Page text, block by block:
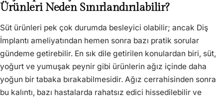
Ürünleri Neden Sınırlandırılabilir?
Süt ürünleri pek çok durumda besleyici olabilir; ancak Diş
İmplantı ameliyatından hemen sonra bazı pratik sorular
gündeme getirebilir. En sık dile getirilen konulardan biri, süt,
yoğurt ve yumuşak peynir gibi ürünlerin ağız içinde daha
yoğun bir tabaka bırakabilmesidir. Ağız cerrahisinden sonra
bu kalıntı, bazı hastalarda rahatsız edici hissedilebilir ve